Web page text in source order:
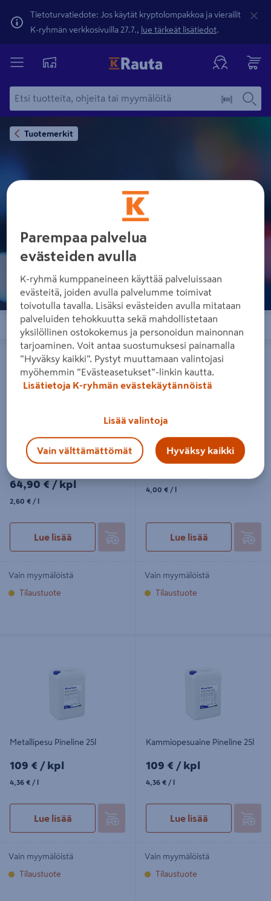
Tietoturvatiedote: Jos käytät kryptolompakkoa ja vierailit
K-ryhmän verkkosivuilla 27.7., lue tärkeät lisätiedot.
Tuotemerkit
PINELINE
Järjestä Suodattimet
Pesuainetiiviste Car+Go Pineline 25l
Pesuainetiiviste Car+Go
Pineline 25l
64,90€/kpl
64,90 € / kpl
2,60 € / l
Lue lisää
Vain myymälöistä
Tilaustuote
Tehopesu Pineline 25l
Tehopesu Pineline 25l
4,00 € / l
Lue lisää
Vain myymälöistä
Tilaustuote
Metallipesu Pineline 25l
109€/kpl
109 € / kpl
4,36 € / l
Lue lisää
Vain myymälöistä
Tilaustuote
Kammiopesuaine Pineline 25l
109€/kpl
109 € / kpl
4,36 € / l
Lue lisää
Vain myymälöistä
Tilaustuote
Parempaa palvelua
evästeiden avulla
K-ryhmä kumppaneineen käyttää palveluissaan
evästeitä, joiden avulla palvelumme toimivat
toivotulla tavalla. Lisäksi evästeiden avulla mitataan
palveluiden tehokkuutta sekä mahdollistetaan
yksilöllinen ostokokemus ja personoidun mainonnan
tarjoaminen. Voit antaa suostumuksesi painamalla
”Hyväksy kaikki”. Pystyt muuttamaan valintojasi
myöhemmin ”Evästeasetukset”-linkin kautta.
Lisätietoja K-ryhmän evästekäytännöistä
Lisää valintoja
Vain välttämättömät Hyväksy kaikki